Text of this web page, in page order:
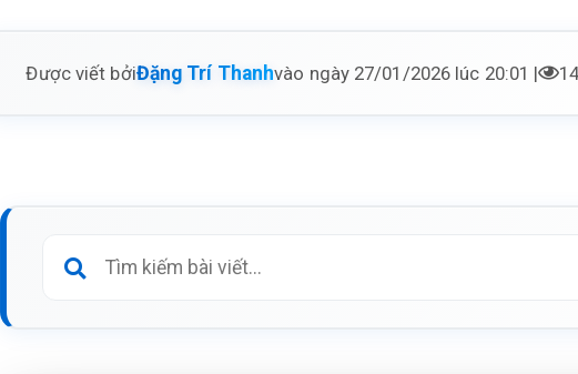
Được viết bởiĐặng Trí Thanhvào ngày 27/01/2026 lúc 20:01 |